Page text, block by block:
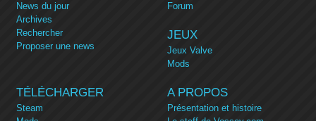
News du jour
Archives
Rechercher
Proposer une news
Forum
JEUX
Jeux Valve
Mods
TÉLÉCHARGER
Steam
A PROPOS
Présentation et histoire